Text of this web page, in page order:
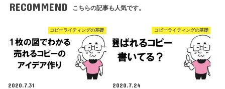
RECOMMEND こちらの記事も人気です。
コピーライティングの基礎
2020.7.31
コピーライティングの基礎
2020.7.24